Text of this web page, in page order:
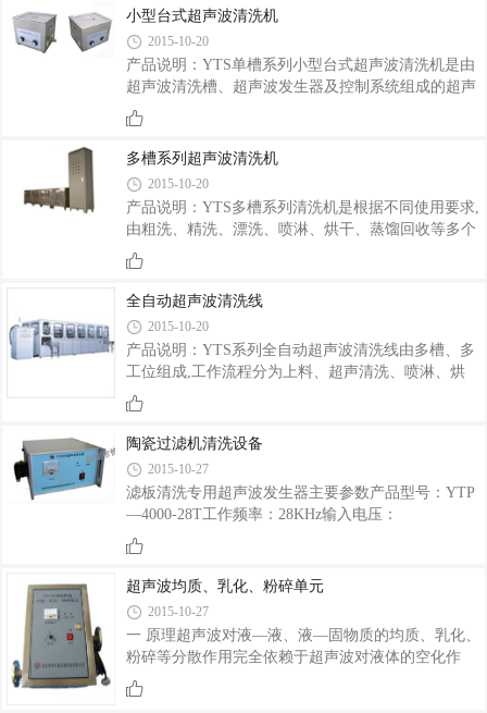
&
动棒的周围产生，超声波能量非常均匀的分布在棒的
周围；2、振动棒的功率输出不受液位、槽体容量及
温差等负载变化的影响，功率输出稳定均匀；3、是
传统超声振板使用寿命的1.5倍以上；5、管式震动棒
的使用条件为40度以下的非酸性液体中；实心震动棒
可以使用在任何场合，但有效长度不会超过700。6、
小型台式超声波清洗机
2015-10-20
产品说明：YTS单槽系列小型台式超声波清洗机是由
超声波清洗槽、超声波发生器及控制系统组成的超声
波清洗设备。此系列清洗机主要采用水基清洗液作为
清洗溶剂。产品型号说明：主要特点： 1、采用优质
高性能换能器和独特的超声波发生器，清洗功率强
劲，性能稳定。 2、可采用水基性溶剂或环保有机溶
剂清洗,有利于环保。 3、采用SUS304不锈钢材料压
膜而成，耐酸耐碱，美观大方。 4、设有自动温控加
热装置，温度控制范围0-100℃。 5、发生器与清洗槽
一体化设计，操作简单，清洗效果好。6、设有定时
多槽系列超声波清洗机
2015-10-20
产品说明：YTS多槽系列清洗机是根据不同使用要求,
由粗洗、精洗、漂洗、喷淋、烘干、蒸馏回收等多个
清洗槽组成的清洗设备。它利用适当的超声频率和功
率达到良好的清洗效果。多槽系列清洗机根据不同的
清洗溶剂分为普通型和气相型，普通型是以水基性溶
剂或不易燃有机溶剂为清洗液，汽相型是以不易燃有
机溶液作为清洗液，如：三氯乙烯等。主要特点：设
置液位安全控制系统，确保设备正常工作。设置循环
过滤和回收系统，保证溶液清洁度，降低生产成本。
喷淋系统采用高品质的喷头及喷淋泵，锥形底的设计
全自动超声波清洗线
2015-10-20
产品说明：YTS系列全自动超声波清洗线由多槽、多
工位组成,工作流程分为上料、超声清洗、喷淋、烘
干、下料等多个工序，其中超声清洗可根据不同要求
分成粗洗、精洗等环节，如果是气相型的还有蒸馏、
过滤、回收等环节。根据工件的传送方式不同，分为
机械手传送、履带传送、链条传送等。该系列清洗线
采用PLC工控机，全自动控制清洗过程，比人工清洗
省时、省力、高效。主要特点：各槽清洗时间可以设
定和调整。设置循环过滤和回收系统，保证溶液清洁
度，降低生产成本。采用PLC工控机程序控制，全自
陶瓷过滤机清洗设备
2015-10-27
滤板清洗专用超声波发生器主要参数产品型号：YTP
—4000-28T工作频率：28KHz输入电压：
AC220V±10﹪50HZ电流表量程：10A最大输入电流：
9A环境温度：0—40℃相对湿度：40﹪—90﹪外形尺
寸：L320×W340×H180mm振板滤板清洗专用超声波
电源，搭配不同型号、尺寸和出线方式的振板，用于
陶瓷过滤机上的滤板清洗。注：我公司可以根据客户
要求定做，用于各种型号的陶瓷过滤机的滤板清洗用
的超声波清洗设备。
超声波均质、乳化、粉碎单元
2015-10-27
一 原理超声波对液—液、液—固物质的均质、乳化、
粉碎等分散作用完全依赖于超声波对液体的空化作
用。超声波是一种疏密相间的机械波，当它作用于液
体时，会使液体介质产生每秒数十万次振动，当声的